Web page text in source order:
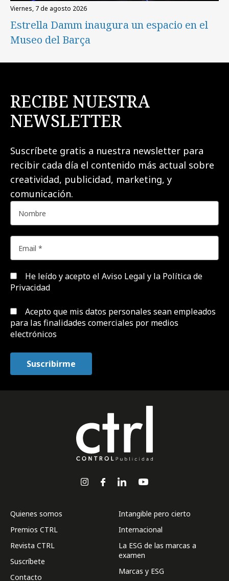
viernes, 7 de agosto 2026
Estrella Damm inaugura un espacio en el
Museo del Barça
RECIBE NUESTRA
NEWSLETTER
Suscríbete gratis a nuestra newsletter para
recibir cada día el contenido más actual sobre
creatividad, publicidad, marketing, y
comunicación.
He leído y acepto el Aviso Legal y la Política de
Privacidad
Acepto que mis datos personales sean empleados
para las finalidades comerciales por medios
electrónicos
Quienes somos
Premios CTRL
Revista CTRL
Suscríbete
Contacto
Intangible pero cierto
Internacional
La ESG de las marcas a
examen
Marcas y ESG